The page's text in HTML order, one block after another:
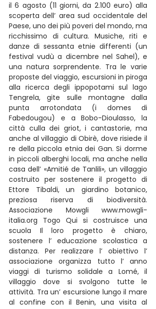
il 6 agosto (11 giorni, da 2.100 euro) alla
scoperta dell’ area sud occidentale del
Paese, uno dei più poveri del mondo, ma
ricchissimo di cultura. Musiche, riti e
danze di sessanta etnie differenti (un
festival vudù a dicembre nel Sahel), e
una natura sorprendente. Tra le varie
proposte del viaggio, escursioni in piroga
alla ricerca degli ippopotami sul lago
Tengrela, gite sulle montagne dalla
punta arrotondata (i domes di
Fabedougou) e a Bobo-Dioulasso, la
città culla dei griot, i cantastorie, ma
anche al villaggio di Obirè, dove risiede il
re della piccola etnia dei Gan. Si dorme
in piccoli alberghi locali, ma anche nella
casa dell’ «Amitié de Tanlili», un villaggio
costruito per sostenere il progetto di
Ettore Tibaldi, un giardino botanico,
preziosa riserva di biodiversità.
Associazione Mowgli www.mowgli-
italia.org Togo Qui si costruisce una
scuola Il loro progetto è chiaro,
sostenere l’ educazione scolastica a
distanza. Per realizzare l’ obiettivo l’
associazione organizza tutto l’ anno
viaggi di turismo solidale a Lomé, il
villaggio dove si svolgono tutte le
attività. Tra un’ escursione lungo il mare
al confine con il Benin, una visita al